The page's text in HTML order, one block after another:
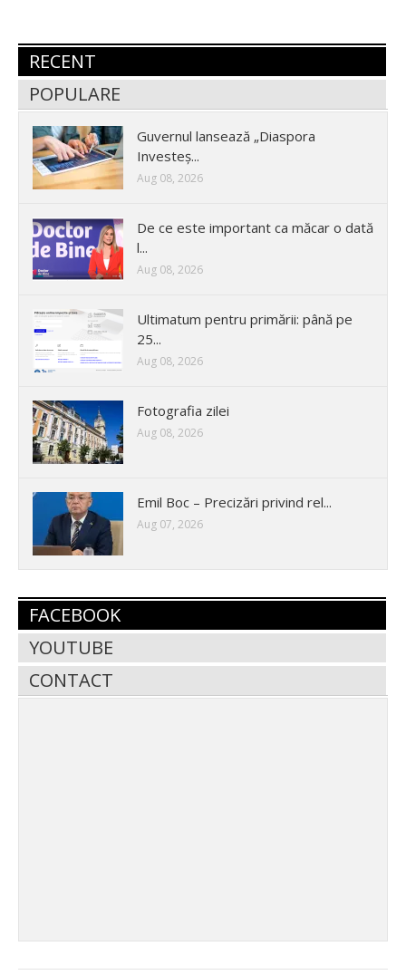
RECENT
POPULARE
Guvernul lansează „Diaspora
Investeș...
Aug 08, 2026
De ce este important ca măcar o dată
l...
Aug 08, 2026
Ultimatum pentru primării: până pe
25...
Aug 08, 2026
Fotografia zilei
Aug 08, 2026
Emil Boc – Precizări privind rel...
Aug 07, 2026
FACEBOOK
YOUTUBE
CONTACT